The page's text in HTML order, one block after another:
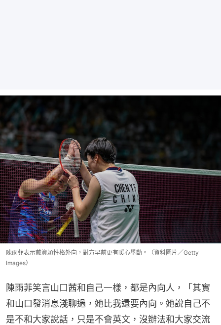
陳雨菲表示戴資穎性格外向，對方早前更有暖心舉動。（資料圖片／Getty
Images）
陳雨菲笑言山口茜和自己一樣，都是內向人，「其實
和山口發消息淺聊過，她比我還要內向。她說自己不
是不和大家說話，只是不會英文，沒辦法和大家交流